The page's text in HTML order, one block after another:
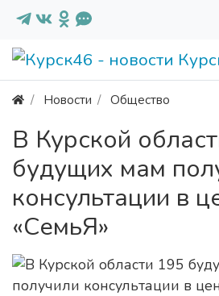
Новости Общество
В Курской
будущих мам
консультации в
«СемьЯ»